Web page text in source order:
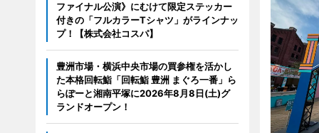
ファイナル公演》にむけて限定ステッカー
付きの「フルカラーTシャツ」がラインナッ
プ！【株式会社コスパ】
豊洲市場・横浜中央市場の買参権を活かし
た本格回転鮨「回転鮨 豊洲 まぐろ一番」ら
らぽーと湘南平塚に2026年8月8日(土)グ
ランドオープン！